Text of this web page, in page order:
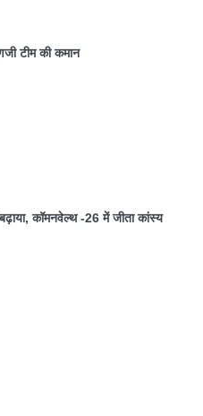
टीम की कमान
कॉमनवेल्थ -26 में जीता कांस्य